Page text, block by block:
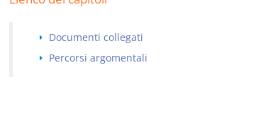
Documenti collegati
Percorsi argomentali